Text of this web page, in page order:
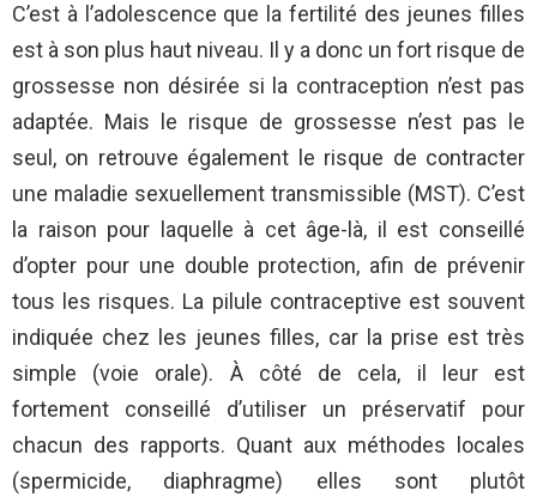
C’est à l’adolescence que la fertilité des jeunes filles
est à son plus haut niveau. Il y a donc un fort risque de
grossesse non désirée si la contraception n’est pas
adaptée. Mais le risque de grossesse n’est pas le
seul, on retrouve également le risque de contracter
une maladie sexuellement transmissible (MST). C’est
la raison pour laquelle à cet âge-là, il est conseillé
d’opter pour une double protection, afin de prévenir
tous les risques. La pilule contraceptive est souvent
indiquée chez les jeunes filles, car la prise est très
simple (voie orale). À côté de cela, il leur est
fortement conseillé d’utiliser un préservatif pour
chacun des rapports. Quant aux méthodes locales
(spermicide, diaphragme) elles sont plutôt